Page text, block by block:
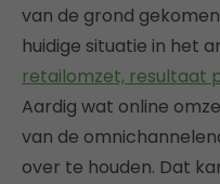
van de grond
huidige situatie in het
retailomzet, resultaat
Aardig wat online
van de
over te houden. Dat